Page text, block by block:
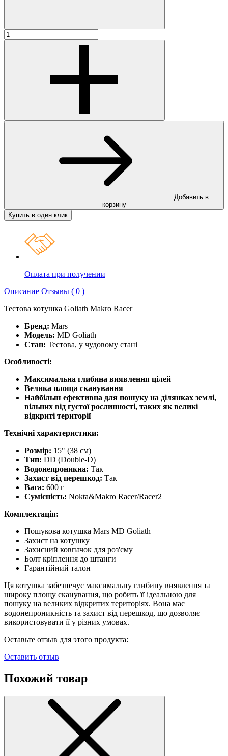
Добавить в
корзину
Купить в один клик
Оплата при получении
Описание Отзывы ( 0 )
Тестова котушка Goliath Makro Racer
Бренд: Mars
Модель: MD Goliath
Стан: Тестова, у чудовому стані
Особливості:
Максимальна глибина виявлення цілей
Велика площа сканування
Найбільш ефективна для пошуку на ділянках землі,
вільних від густої рослинності, таких як великі
відкриті території
Технічні характеристики:
Розмір: 15" (38 см)
Тип: DD (Double-D)
Водонепроникна: Так
Захист від перешкод: Так
Вага: 600 г
Сумісність: Nokta&Makro Racer/Racer2
Комплектація:
Пошукова котушка Mars MD Goliath
Захист на котушку
Захисний ковпачок для роз'єму
Болт кріплення до штанги
Гарантійний талон
Ця котушка забезпечує максимальну глибину виявлення та
широку площу сканування, що робить її ідеальною для
пошуку на великих відкритих територіях. Вона має
водонепроникність та захист від перешкод, що дозволяє
використовувати її у різних умовах.
Оставьте отзыв для этого продукта:
Оставить отзыв
Похожий товар